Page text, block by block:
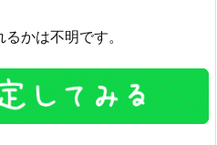
かは不明です。